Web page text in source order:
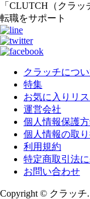
「CLUTCH（クラ
転職をサポート
クラッチにつ
特集
お気に入りリス
運営会社
個人情報保護
個人情報の取
利用規約
特定商取引法
お問い合わせ
Copyright © クラッチ.